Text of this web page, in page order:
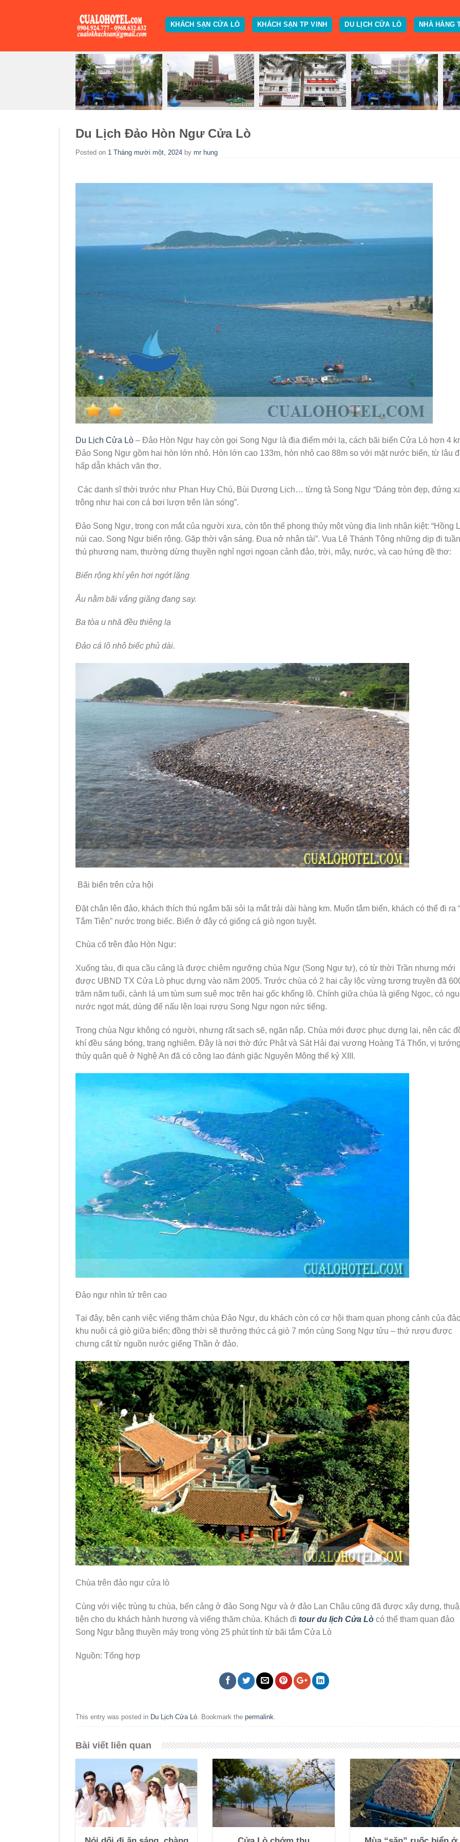
KHÁCH SẠN CỬA LÒ KHÁCH SẠN TP VINH DU LỊCH CỬA LÒ NHÀ HÀNG
Du Lịch Đảo Hòn Ngư Cửa Lò
Posted on 1 Tháng mười một, 2024 by mr hung
Du Lịch Cửa Lò – Đảo Hòn Ngư hay còn gọi Song Ngư là địa điểm mới lạ, cách bãi biển Cửa Lò hơn 4
Đảo Song Ngư gồm hai hòn lớn nhỏ. Hòn lớn cao 133m, hòn nhỏ cao 88m so với mặt nước biển, từ lâu
hấp dẫn khách văn thơ.
Các danh sĩ thời trước như Phan Huy Chú, Bùi Dương Lịch… từng tả Song Ngư “Dáng tròn đẹp, đứng
trông như hai con cá bơi lượn trên làn sóng”.
Ðảo Song Ngư, trong con mắt của người xưa, còn tôn thế phong thủy một vùng địa linh nhân kiệt: “Hồng
núi cao. Song Ngư biển rộng. Gặp thời vận sáng. Ðua nở nhân tài”. Vua Lê Thánh Tông những dịp đi tuần
thú phương nam, thường dừng thuyền nghỉ ngơi ngoạn cảnh đảo, trời, mây, nước, và cao hứng đề thơ:
Biển rộng khí yên hơi ngớt lặng
Âu nằm bãi vắng giăng đang say.
Ba tòa u nhã đều thiêng lạ
Ðảo cá lô nhô biếc phủ dài.
Bãi biển trên cửa hội
Đặt chân lên đảo, khách thích thú ngắm bãi sỏi lạ mắt trải dài hàng km. Muốn tắm biển, khách có thể đi ra
Tắm Tiên” nước trong biếc. Biển ở đây có giống cá giò ngon tuyệt.
Chùa cổ trên đảo Hòn Ngư:
Xuống tàu, đi qua cầu cảng là được chiêm ngưỡng chùa Ngư (Song Ngư tự), có từ thời Trần nhưng mới
được UBND TX Cửa Lò phục dựng vào năm 2005. Trước chùa có 2 hai cây lộc vừng tương truyền đã
trăm năm tuổi, cành lá um tùm sum suê mọc trên hai gốc khổng lồ. Chính giữa chùa là giếng Ngọc, có
nước ngọt mát, dùng để nấu lên loại rượu Song Ngư ngon nức tiếng.
Trong chùa Ngư không có người, nhưng rất sạch sẽ, ngăn nắp. Chùa mới được phục dựng lại, nên các
khí đều sáng bóng, trang nghiêm. Đây là nơi thờ đức Phật và Sát Hải đại vương Hoàng Tá Thốn, vị
thủy quân quê ở Nghệ An đã có công lao đánh giặc Nguyên Mông thế kỷ XIII.
Đảo ngư nhìn tứ trên cao
Tại đây, bên cạnh việc viếng thăm chùa Đảo Ngư, du khách còn có cơ hội tham quan phong cảnh của
khu nuôi cá giò giữa biển; đồng thời sẽ thưởng thức cá giò 7 món cùng Song Ngư tửu – thứ rượu được
chưng cất từ nguồn nước giếng Thần ở đảo.
Chùa trên đảo ngư cửa lò
Cùng với việc trùng tu chùa, bến cảng ở đảo Song Ngư và ở đảo Lan Châu cũng đã được xây dựng,
tiện cho du khách hành hương và viếng thăm chùa. Khách đi tour du lịch Cửa Lò có thể tham quan đảo
Song Ngư bằng thuyền máy trong vòng 25 phút tính từ bãi tắm Cửa Lò
Nguồn: Tổng hợp
This entry was posted in Du Lịch Cửa Lò . Bookmark the permalink
Bài viết liên quan